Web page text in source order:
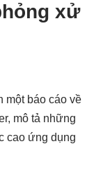
xử
một báo cáo về
mô tả những
cao ứng dụng